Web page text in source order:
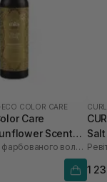
COLOR CARE
Care
Scent
Шампунь для фарбованого волосся
1